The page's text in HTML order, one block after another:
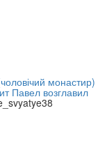
монастир)
Павел возглавил